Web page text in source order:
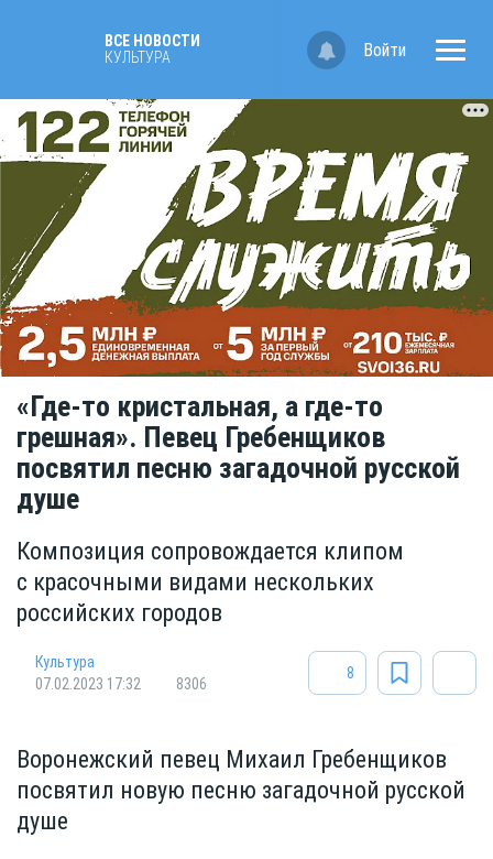
ВСЕ НОВОСТИ
КУЛЬТУРА
Войти
«Где-то кристальная, а где-то
грешная». Певец Гребенщиков
посвятил песню загадочной русской
душе
Композиция сопровождается клипом
с красочными видами нескольких
российских городов
Культура
07.02.2023 17:32
8306
8
Воронежский певец Михаил Гребенщиков
посвятил новую песню загадочной русской
душе